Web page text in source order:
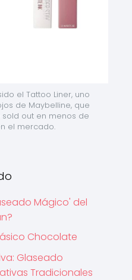
el Tattoo Liner, uno
de Maybelline, que
out en menos de
el mercado.
Mágico' del
Chocolate
Glaseado
Tradicionales